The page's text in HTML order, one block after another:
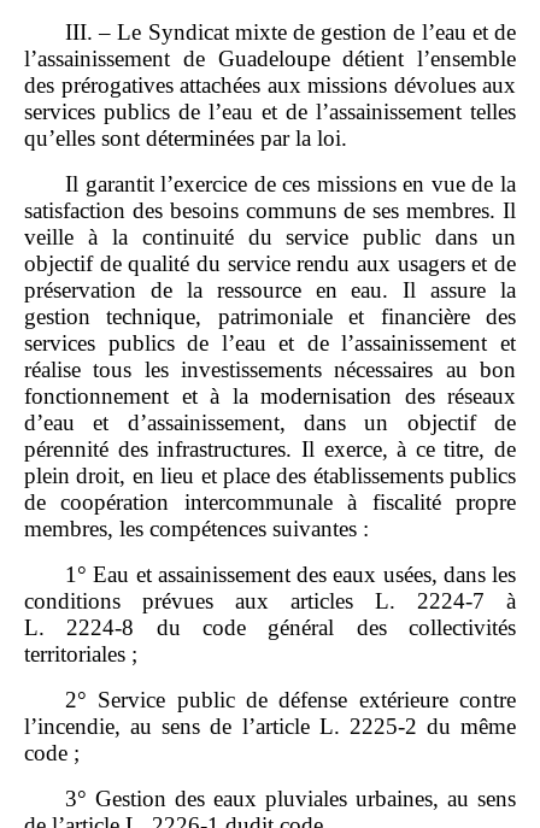
III. – Le Syndicat mixte de gestion de l’eau et de
l’assainissement de Guadeloupe détient l’ensemble
des prérogatives attachées aux missions dévolues aux
services publics de l’eau et de l’assainissement telles
qu’elles sont déterminées par la loi.
Il garantit l’exercice de ces missions en vue de la
satisfaction des besoins communs de ses membres. Il
veille à la continuité du service public dans un
objectif de qualité du service rendu aux usagers et de
préservation de la ressource en eau. Il assure la
gestion technique, patrimoniale et financière des
services publics de l’eau et de l’assainissement et
réalise tous les investissements nécessaires au bon
fonctionnement et à la modernisation des réseaux
d’eau et d’assainissement, dans un objectif de
pérennité des infrastructures. Il exerce, à ce titre, de
plein droit, en lieu et place des établissements publics
de coopération intercommunale à fiscalité propre
membres, les compétences suivantes :
1° Eau et assainissement des eaux usées, dans les
conditions prévues aux articles L. 2224‑7 à
L. 2224‑8 du code général des collectivités
territoriales ;
2° Service public de défense extérieure contre
l’incendie, au sens de l’article L. 2225‑2 du même
code ;
3° Gestion des eaux pluviales urbaines, au sens